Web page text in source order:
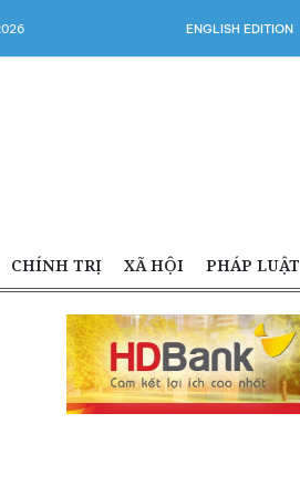
ENGLISH EDITION
CHÍNH TRỊ XÃ HỘI PHÁP LUẬT